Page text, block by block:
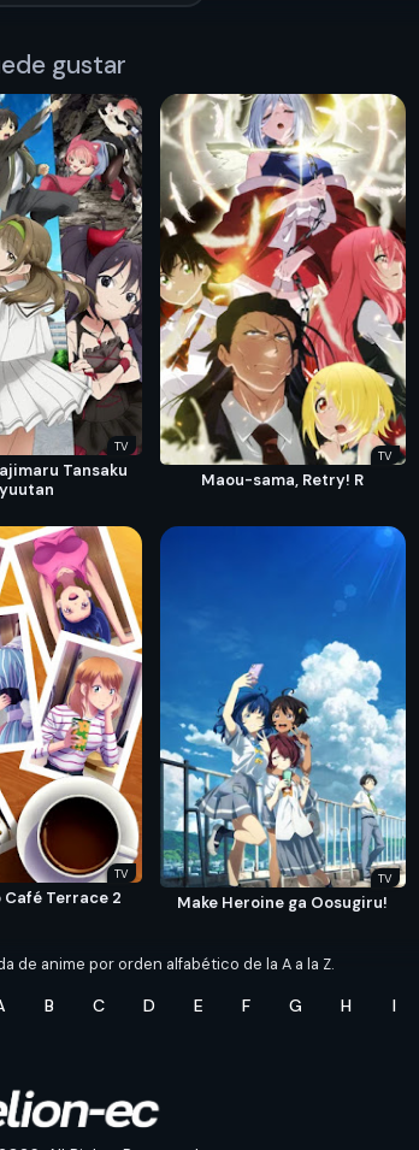
gustar
TV
Tansaku
TV
Maou-sama, Retry! R
TV
Café Terrace 2
TV
Make Heroine ga Oosugiru!
de anime por orden alfabético de la A a la Z.
B C D E F G H I